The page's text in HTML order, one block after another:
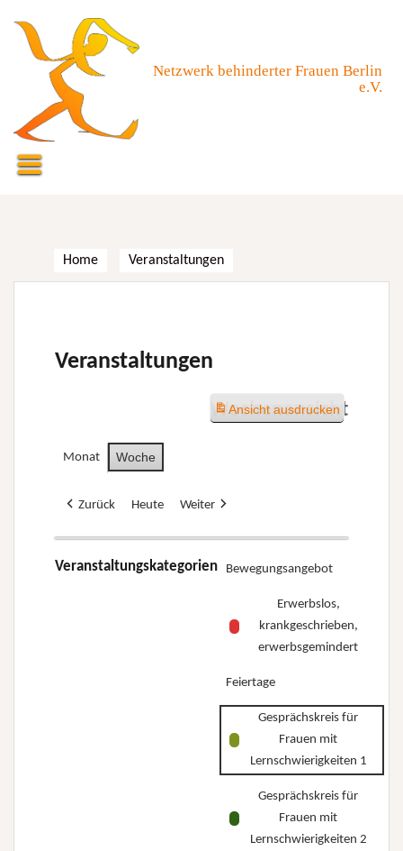
content
Netzwerk behinderter Frauen Berlin
e.V.
Home Veranstaltungen
Veranstaltungen
Wochenansicht
Monat Woche
Zurück Heute Weiter
Veranstaltungskategorien Bewegungsangebot
Erwerbslos,
krankgeschrieben,
erwerbsgemindert
Feiertage
Gesprächskreis für
Frauen mit
Lernschwierigkeiten 1
Gesprächskreis für
Frauen mit
Lernschwierigkeiten 2
Ansichtausdrucken